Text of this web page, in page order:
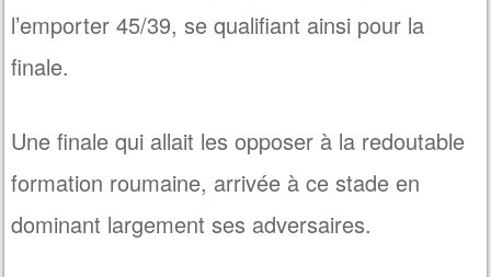
l’emporter 45/39, se qualifiant ainsi pour la
finale.
Une finale qui allait les opposer à la redoutable
formation roumaine, arrivée à ce stade en
dominant largement ses adversaires.